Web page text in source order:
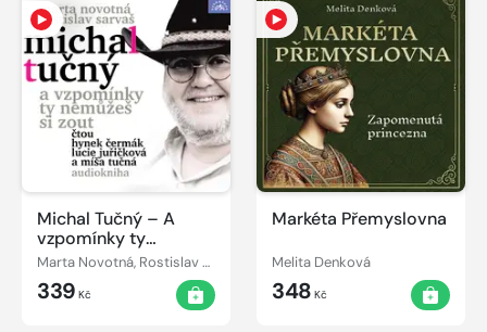
Michal Tučný – A
vzpomínky ty
nemůžeš si zout
Marta Novotná, Rostislav Sarvaš
339 Kč
Markéta Přemyslovna
Melita Denková
348 Kč